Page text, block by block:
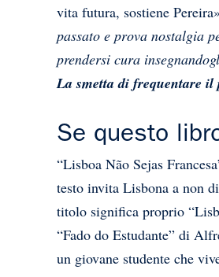
vita futura, sostiene
passato e prova nostalgia
prendersi cura
La smetta di frequentare
Se questo
“Lisboa Não Sejas
testo invita Lisbona a non
titolo significa proprio
“Fado do Estudante” di
un giovane studente che